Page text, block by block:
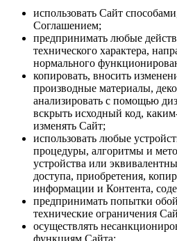
использовать Сайт
Соглашением;
предпринимать любые
технического характера,
нормального
копировать, вносить
производные материалы,
анализировать с помощью
вскрыть исходный код,
изменять Сайт;
использовать любые
процедуры, алгоритмы и
устройства или
доступа, приобретения,
информации и Контента,
предпринимать попытки
технические ограничения
осуществлять
функциям Сайта;